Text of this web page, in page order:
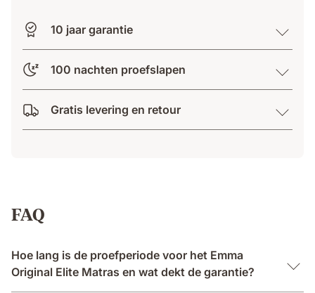
10 jaar garantie
100 nachten proefslapen
Gratis levering en retour
FAQ
Hoe lang is de proefperiode voor het Emma
Original Elite Matras en wat dekt de garantie?